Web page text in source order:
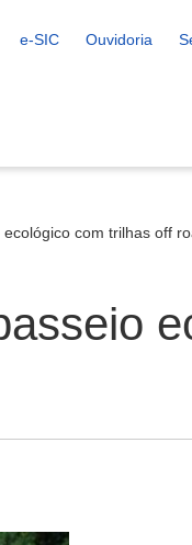
e-SIC Ouvidoria
com trilhas off